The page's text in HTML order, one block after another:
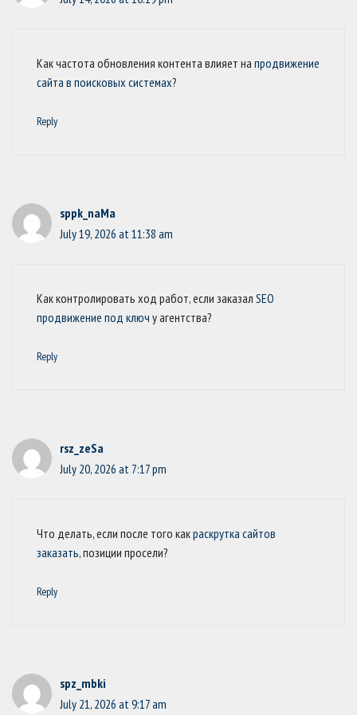
Как частота обновления контента влияет на продвижение
сайта в поисковых системах?
Reply
sppk_naMa
July 19, 2026 at 11:38 am
Как контролировать ход работ, если заказал SEO
продвижение под ключ у агентства?
Reply
rsz_zeSa
July 20, 2026 at 7:17 pm
Что делать, если после того какраскрутка сайтов
заказать, позиции просели?
Reply
spz_mbki
July 21, 2026 at 9:17 am